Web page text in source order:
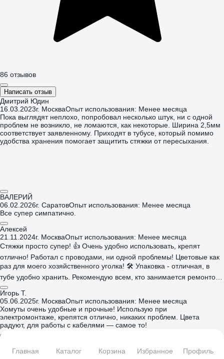
Главная Каталог Корзина Избранное Профиль
86 отзывов
Написать отзыв
Дмитрий Юдин
16.03.2023г. МоскваОпыт использования: Менее месяца
Пока выглядят неплохо, попробовал несколько штук, ни с одной
проблем не возникло, не ломаются, как некоторые. Ширина 2,5мм
соответствует заявленному. Приходят в тубусе, который помимо
удобства хранения помогает защитить стяжки от пересыхания.
ВАЛЕРИЙ
06.02.2026г. СаратовОпыт использования: Менее месяца
Все супер симпатично.
Алексей
21.11.2024г. МоскваОпыт использования: Менее месяца
Стяжки просто супер! 👍 Очень удобно использовать, крепят
отлично! Работал с проводами, ни одной проблемы! Цветовые как
раз для моего хозяйственного уголка! 🛠️ Упаковка - отличная, в
тубе удобно хранить. Рекомендую всем, кто занимается ремонтом
или электрикой!
Игорь Т.
05.06.2025г. МоскваОпыт использования: Менее месяца
Хомуты очень удобные и прочные! Использую при
электромонтаже, крепятся отлично, никаких проблем. Цвета
радуют, для работы с кабелями — самое то!
29.05.2025г. МоскваОпыт использования: Менее месяца
Купила эти цветные стяжки для организации проводов, и это